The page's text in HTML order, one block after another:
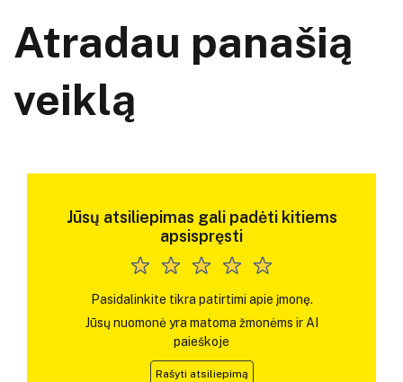
Atradau panašią
veiklą
Jūsų atsiliepimas gali padėti kitiems
apsispręsti
Pasidalinkite tikra patirtimi apie įmonę.
Jūsų nuomonė yra matoma žmonėms ir AI
paieškoje
Rašyti atsiliepimą